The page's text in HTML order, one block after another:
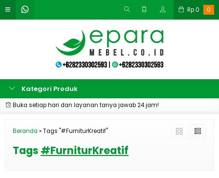
Rp0 0
Kategori Produk
Buka setiap hari dan layanan tanya jawab 24 jam!
Beranda »Tags "#FurniturKreatif"
Tags #FurniturKreatif